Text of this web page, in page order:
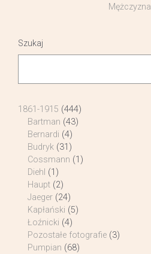
Mężczyzna
Szukaj
1861-1915 (444)
Bartman (43)
Bernardi (4)
Budryk (31)
Cossmann (1)
Diehl (1)
Haupt (2)
Jaeger (24)
Kapłański (5)
Łoźnicki (4)
Pozostałe fotografie (3)
Pumpian (68)